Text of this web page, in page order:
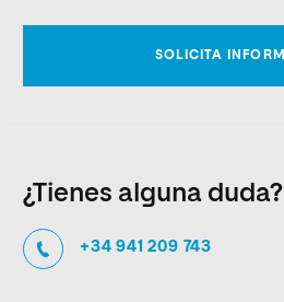
¿Tienes alguna duda?
+34 941 209 743